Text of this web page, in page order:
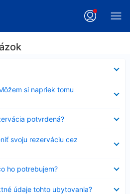
si napriek tomu
potvrdená?
svoju rezerváciu cez
ho potrebujem?
údaje tohto ubytovania?